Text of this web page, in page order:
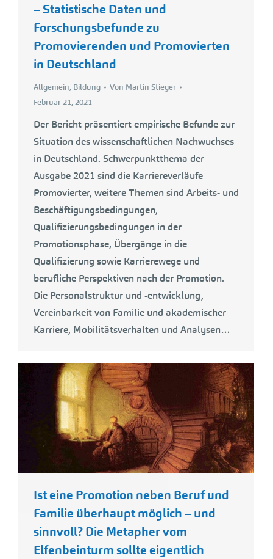
– Statistische Daten und
Forschungsbefunde zu
Promovierenden und Promovierten
in Deutschland
Allgemein, Bildung Von Martin Stieger
Februar 21, 2021
Der Bericht präsentiert empirische Befunde zur
Situation des wissenschaftlichen Nachwuchses
in Deutschland. Schwerpunktthema der
Ausgabe 2021 sind die Karriereverläufe
Promovierter, weitere Themen sind Arbeits- und
Beschäftigungsbedingungen,
Qualifizierungsbedingungen in der
Promotionsphase, Übergänge in die
Qualifizierung sowie Karrierewege und
berufliche Perspektiven nach der Promotion.
Die Personalstruktur und -entwicklung,
Vereinbarkeit von Familie und akademischer
Karriere, Mobilitätsverhalten und Analysen…
Ist eine Promotion neben Beruf und
Familie überhaupt möglich – und
sinnvoll? Die Metapher vom
Elfenbeinturm sollte eigentlich